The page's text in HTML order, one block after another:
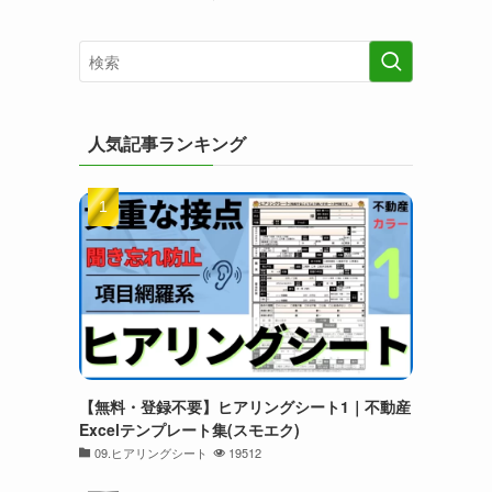
人気記事ランキング
【無料・登録不要】ヒアリングシート1｜不動産
Excelテンプレート集(スモエク)
09.ヒアリングシート 19512